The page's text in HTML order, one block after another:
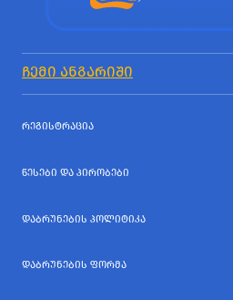
ᲩᲔᲛᲘ ᲐᲜᲒᲐᲠᲘᲨᲘ
ᲠᲔᲒᲘᲡᲢᲠᲐᲪᲘᲐ
ᲬᲔᲡᲔᲑᲘ ᲓᲐ ᲞᲘᲠᲝᲑᲔᲑᲘ
ᲓᲐᲑᲠᲣᲜᲔᲑᲘᲡ ᲞᲝᲚᲘᲢᲘᲙᲐ
ᲓᲐᲑᲠᲣᲜᲔᲑᲘᲡ ᲤᲝᲠᲛᲐ